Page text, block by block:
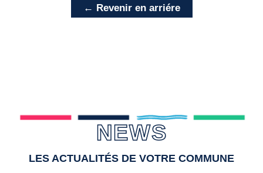
← Revenir en arriére
NEWS
LES ACTUALITÉS DE VOTRE COMMUNE